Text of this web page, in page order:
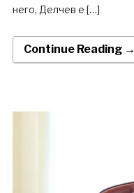
него, Делчев е […]
Continue Reading →